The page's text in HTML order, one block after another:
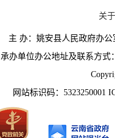
关
主 办：姚安县人民政府办
承办单位办公地址及联系方式
网站标识码：5323250001